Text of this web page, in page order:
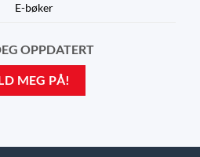
E-bøker
OPPDATERT
MEG PÅ!